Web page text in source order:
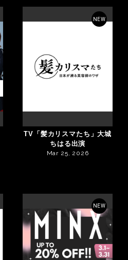
NEW
TV「髪カリスマたち」大城
ちはる出演
Mar 25, 2026
NEW